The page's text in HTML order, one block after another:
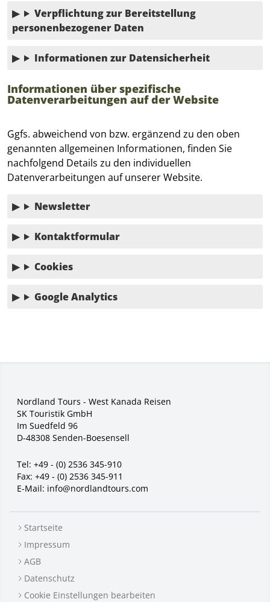
Verpflichtung zur Bereitstellung
personenbezogener Daten
Informationen zur Datensicherheit
Informationen über spezifische
Datenverarbeitungen auf der Website
Ggfs. abweichend von bzw. ergänzend zu den oben
genannten allgemeinen Informationen, finden Sie
nachfolgend Details zu den individuellen
Datenverarbeitungen auf unserer Website.
Newsletter
Kontaktformular
Cookies
Google Analytics
Nordland Tours - West Kanada Reisen
SK Touristik GmbH
Im Suedfeld 96
D-48308 Senden-Boesensell
Tel: +49 - (0) 2536 345-910
Fax: +49 - (0) 2536 345-911
E-Mail: info@nordlandtours.com
Startseite
Impressum
AGB
Datenschutz
Cookie Einstellungen bearbeiten